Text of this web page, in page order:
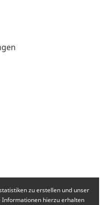
zu erstellen und unser
Informationen hierzu erhalten